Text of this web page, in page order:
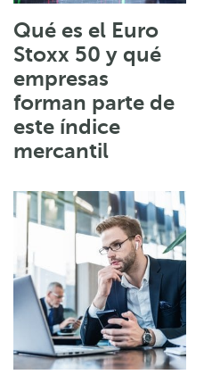
Qué es el Euro
Stoxx 50 y qué
empresas
forman parte de
este índice
mercantil